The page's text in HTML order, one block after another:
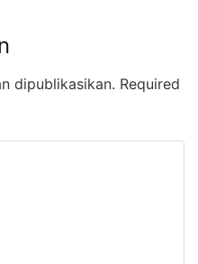
dipublikasikan. Required